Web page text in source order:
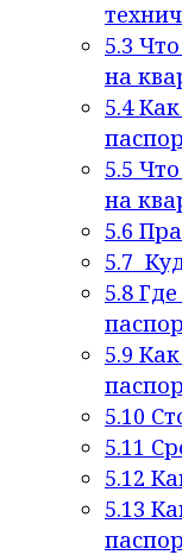
5.3
на
5.4Как
5.5
на
5.6
5.7
5.8
5.9
5.10
5.11
5.12
5.13